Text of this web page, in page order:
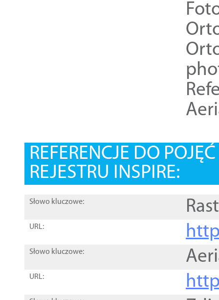
REFERENCJE DO
REJESTRU INSPIRE:
Słowo kluczowe:
URL:
Słowo kluczowe:
URL: